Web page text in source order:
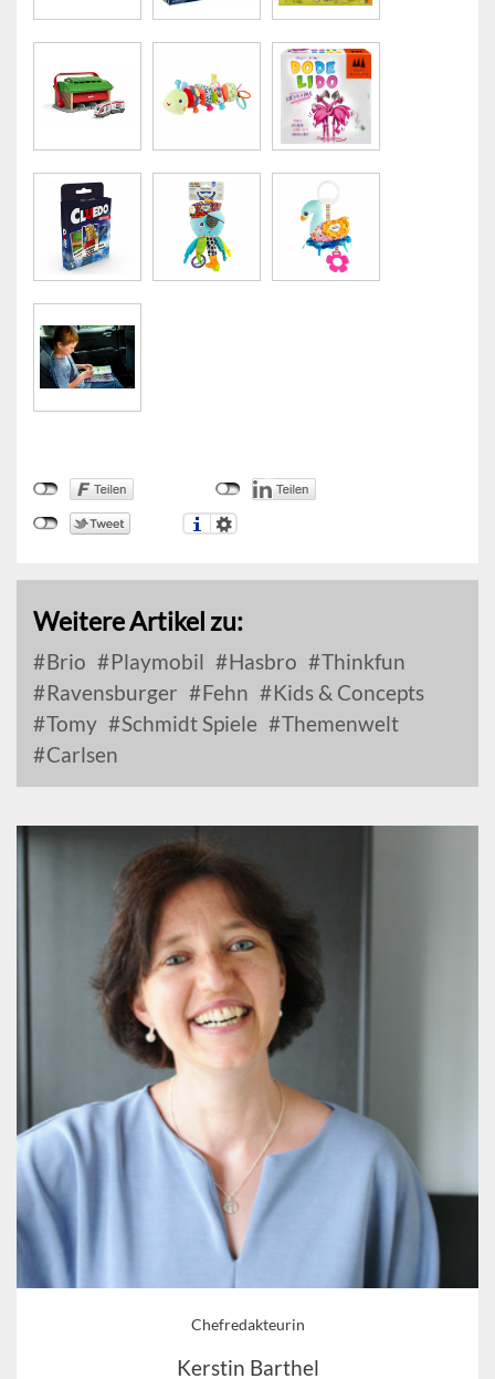
Weitere Artikel zu:
Brio Playmobil Hasbro
Thinkfun
Ravensburger
Fehn
Kids & Concepts
Tomy
Schmidt Spiele
Themenwelt
Carlsen
Chefredakteurin
Kerstin Barthel